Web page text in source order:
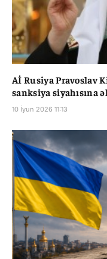
Aİ Rusiya
sanksiya siyahısına
10 İyun 2026 11:13